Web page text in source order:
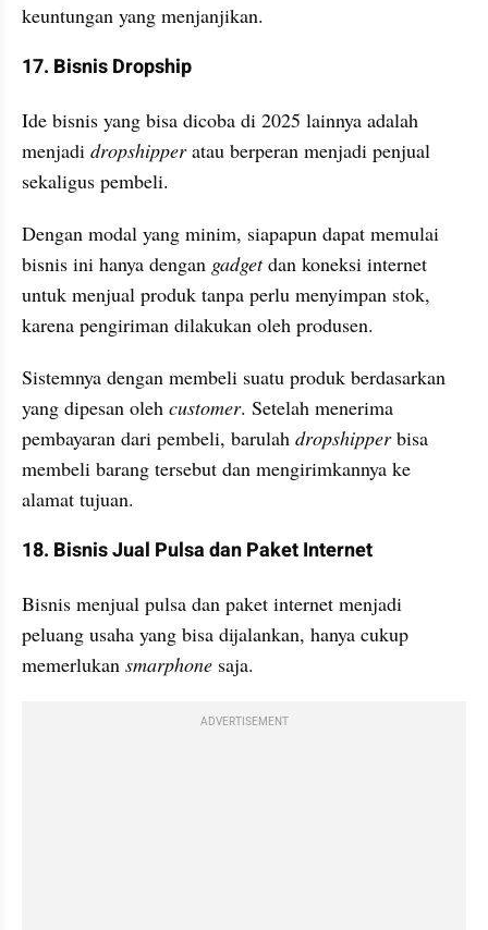
keuntungan yang menjanjikan.
17. Bisnis Dropship
Ide bisnis yang bisa dicoba di 2025 lainnya adalah
menjadi dropshipper atau berperan menjadi penjual
sekaligus pembeli.
Dengan modal yang minim, siapapun dapat memulai
bisnis ini hanya dengan gadget dan koneksi internet
untuk menjual produk tanpa perlu menyimpan stok,
karena pengiriman dilakukan oleh produsen.
Sistemnya dengan membeli suatu produk berdasarkan
yang dipesan oleh customer. Setelah menerima
pembayaran dari pembeli, barulah dropshipper bisa
membeli barang tersebut dan mengirimkannya ke
alamat tujuan.
18. Bisnis Jual Pulsa dan Paket Internet
Bisnis menjual pulsa dan paket internet menjadi
peluang usaha yang bisa dijalankan, hanya cukup
memerlukan smarphone saja.
ADVERTISEMENT